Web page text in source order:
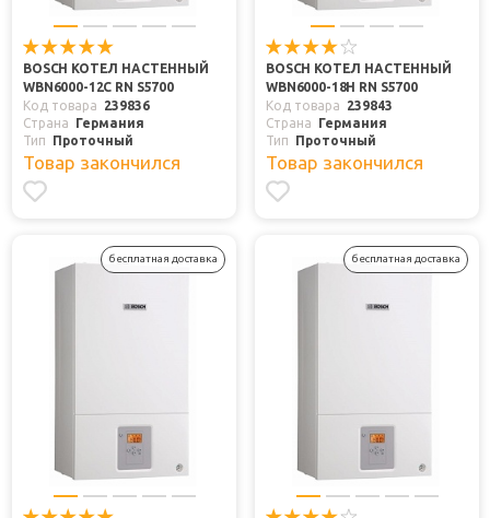
BOSCH КОТЕЛ НАСТЕННЫЙ
WBN6000-12C RN S5700
Код товара
239836
Страна
Германия
Тип
Проточный
Товар закончился
BOSCH КОТЕЛ НАСТЕННЫЙ
WBN6000-18H RN S5700
Код товара
239843
Страна
Германия
Тип
Проточный
Товар закончился
бесплатная доставка бесплатная доставка